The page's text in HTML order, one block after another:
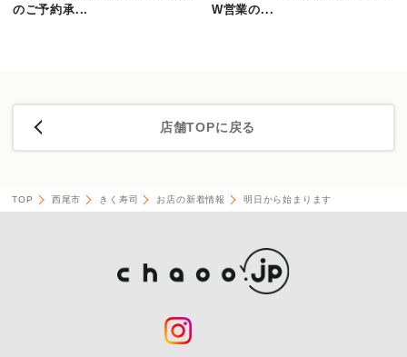
のご予約承...
W営業の...
店舗TOPに戻る
TOP 西尾市 きく寿司 お店の新着情報 明日から始まります